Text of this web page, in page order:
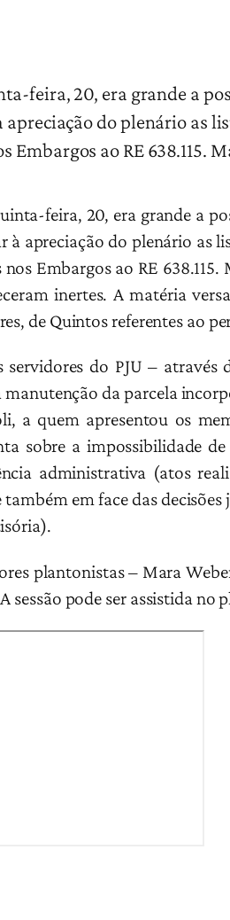
feira, 20, era grande a
do plenário as
Embargos ao RE 638.115.
feira, 20, era grande a
apreciação do plenário as
Embargos ao RE 638.115.
inertes. A matéria
de Quintos referentes ao
do PJU – através
da parcela
a quem apresentou os
sobre a impossibilidade
administrativa (atos
em face das
plantonistas – Mara
pode ser assistida no